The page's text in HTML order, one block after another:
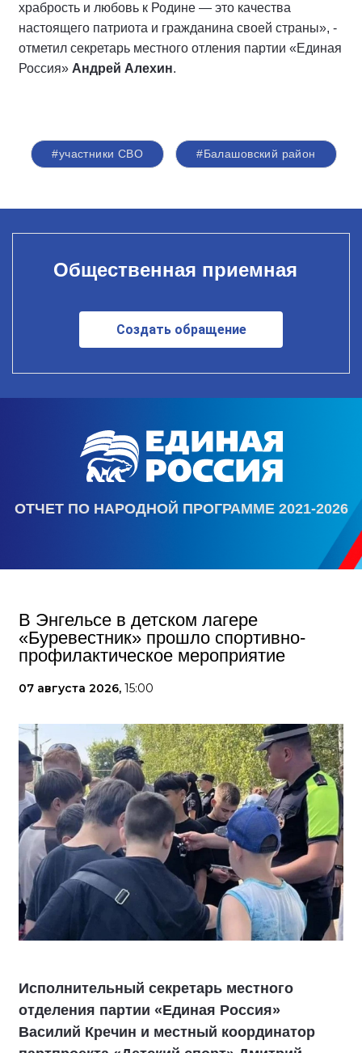
храбрость и любовь к Родине — это качества
настоящего патриота и гражданина своей страны», -
отметил секретарь местного отления партии «Единая
Россия» Андрей Алехин.
#участники СВО #Балашовский район
Общественная приемная
Создать обращение
ОТЧЕТ ПО НАРОДНОЙ ПРОГРАММЕ 2021-2026
В Энгельсе в детском лагере
«Буревестник» прошло спортивно-
профилактическое мероприятие
07 августа 2026, 15:00
Исполнительный секретарь местного
отделения партии «Единая Россия»
Василий Кречин и местный координатор